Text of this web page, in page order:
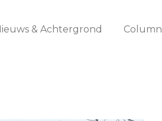
& Achtergrond